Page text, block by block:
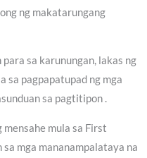
ng makatarungang
sa karunungan, lakas ng
sa pagpapatupad ng mga
sa pagtitipon .
mensahe mula sa First
mga mananampalataya na